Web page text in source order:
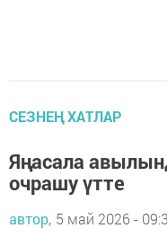
СЕЗНЕҢ ХАТЛАР
Яңасала
очрашу үтте
автор, 5 май 2026 -